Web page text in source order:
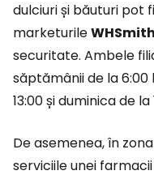
dulciuri și băuturi pot
marketurileWHSmith
securitate. Ambele
săptămânii de la 6:00
13:00 și duminica de la
De asemenea, în
serviciile unei